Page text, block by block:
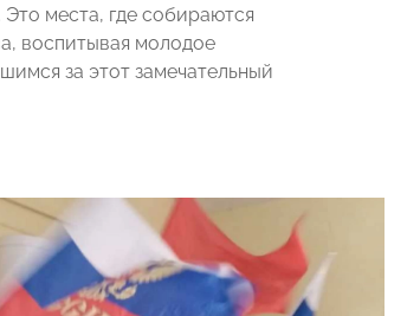
места, где собираются
воспитывая молодое
за этот замечательный